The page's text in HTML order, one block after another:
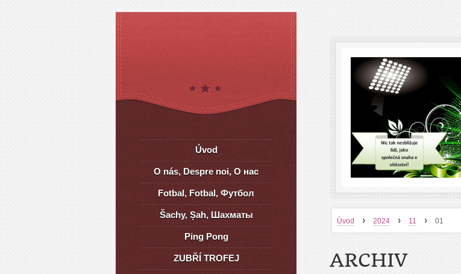
Úvod › 2024 › 11 › 01
ARCHIV
Úvod
O nás, Despre noi, О нас
Fotbal, Fotbal, Футбол
Šachy, Șah, Шахматы
Ping Pong
ZUBŘÍ TROFEJ